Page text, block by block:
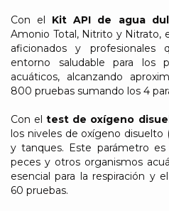
Con el Kit API de agua
Amonio Total, Nitrito y Nitrato,
aficionados y
entorno saludable para los
acuáticos, alcanzando
800 pruebas sumando los 4
Con eltest de oxígeno
los niveles de oxígeno disuelto
y tanques. Este parámetro
peces y otros organismos
esencial para la respiración y
60 pruebas.